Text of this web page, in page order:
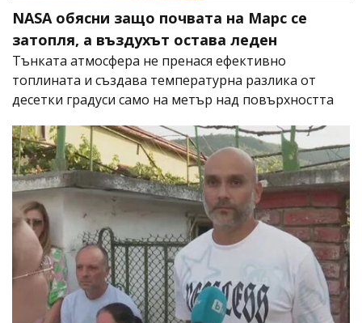
NASA обясни защо почвата на Марс се
затопля, а въздухът остава леден
Тънката атмосфера не пренася ефективно
топлината и създава температурна разлика от
десетки градуси само на метър над повърхността